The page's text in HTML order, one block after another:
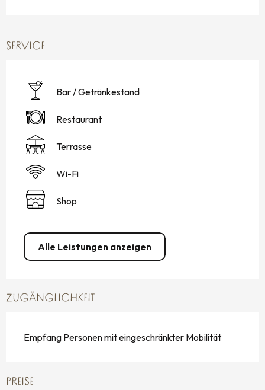
SERVICE
Bar / Getränkestand
Restaurant
Terrasse
Wi-Fi
Shop
Alle Leistungen anzeigen
ZUGÄNGLICHKEIT
Empfang Personen mit eingeschränkter Mobilität
PREISE